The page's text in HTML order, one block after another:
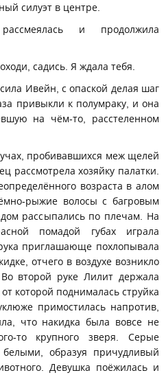
силуэт в центре.
и продолжила
садись. Я ждала тебя.
Ивейн, с опаской делая шаг
привыкли к полумраку, и она
на чём-то, расстеленном
пробивавшихся меж щелей
рассмотрела хозяйку палатки.
возраста в алом
рыжие волосы с багровым
рассыпались по плечам. На
помадой губах играла
приглашающе похлопывала
отчего в воздухе возникло
второй руке Лилит держала
которой поднималась струйка
примостилась напротив,
что накидка была вовсе не
то крупного зверя. Серые
образуя причудливый
Девушка поёжилась и